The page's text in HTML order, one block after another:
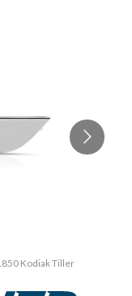
Kodiak Tiller